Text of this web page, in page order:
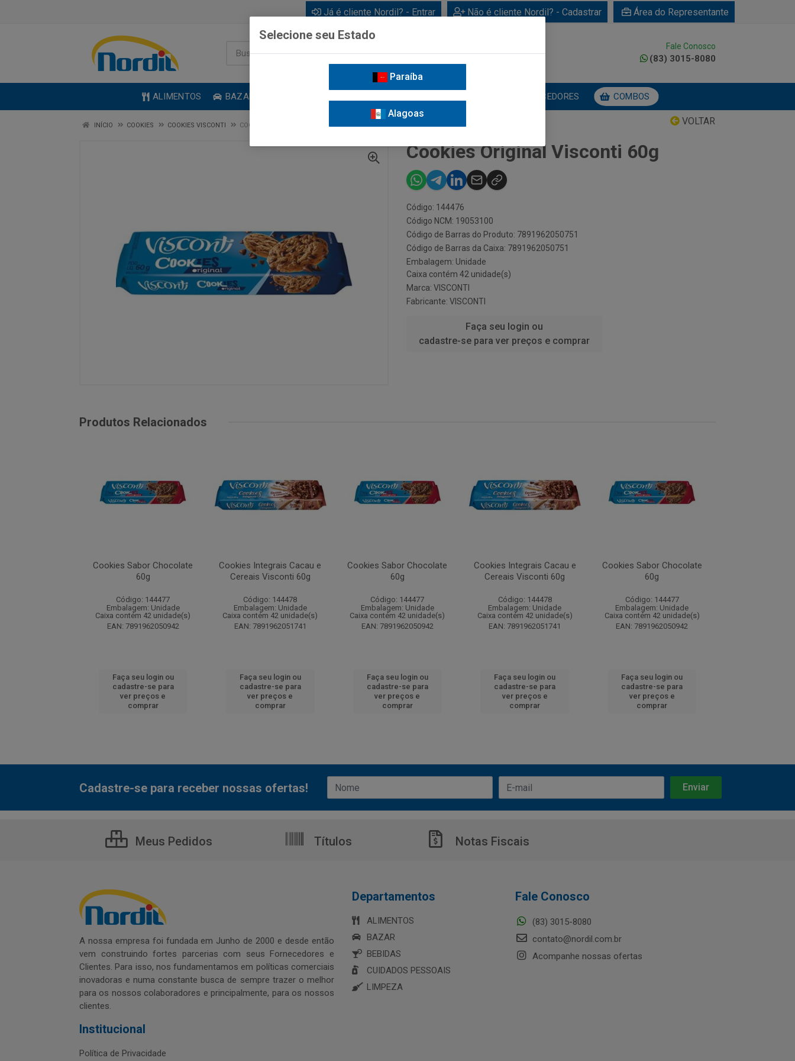
Já é cliente Nordil? - Entrar Não é cliente Nordil? - Cadastrar Área do Representante
Fale Conosco
(83) 3015-8080
ALIMENTOS BAZAR FORNECEDORES COMBOS
VOLTAR
INÍCIO COOKIES COOKIES VISCONTI COOKIES ORIGINAL VISCONTI 60G
Cookies Original Visconti 60g
Código: 144476
Código NCM: 19053100
Código de Barras do Produto: 7891962050751
Código de Barras da Caixa: 7891962050751
Embalagem: Unidade
Caixa contém 42 unidade(s)
Marca: VISCONTI
Fabricante: VISCONTI
Faça seu login ou
cadastre-se para ver preços e comprar
Produtos Relacionados
Cookies Sabor Chocolate
60g
Código: 144477
Embalagem: Unidade
Caixa contém 42 unidade(s)
EAN: 7891962050942
Faça seu login ou
cadastre-se para
ver preços e
comprar
Cookies Integrais Cacau e
Cereais Visconti 60g
Código: 144478
Embalagem: Unidade
Caixa contém 42 unidade(s)
EAN: 7891962051741
Faça seu login ou
cadastre-se para
ver preços e
comprar
Cookies Sabor Chocolate
60g
Código: 144477
Embalagem: Unidade
Caixa contém 42 unidade(s)
EAN: 7891962050942
Faça seu login ou
cadastre-se para
ver preços e
comprar
Cookies Integrais Cacau e
Cereais Visconti 60g
Código: 144478
Embalagem: Unidade
Caixa contém 42 unidade(s)
EAN: 7891962051741
Faça seu login ou
cadastre-se para
ver preços e
comprar
Cookies Sabor Chocolate
60g
Código: 144477
Embalagem: Unidade
Caixa contém 42 unidade(s)
EAN: 7891962050942
Faça seu login ou
cadastre-se para
ver preços e
comprar
Cadastre-se para receber nossas ofertas!
Meus Pedidos Títulos Notas Fiscais
A nossa empresa foi fundada em Junho de 2000 e desde então
vem construindo fortes parcerias com seus Fornecedores e
Clientes. Para isso, nos fundamentamos em políticas comerciais
inovadoras e numa constante busca de sempre trazer o melhor
para os nossos colaboradores e principalmente, para os nossos
clientes.
Institucional
Política de Privacidade
Departamentos
ALIMENTOS
BAZAR
BEBIDAS
CUIDADOS PESSOAIS
LIMPEZA
Fale Conosco
(83) 3015-8080
contato@nordil.com.br
Acompanhe nossas ofertas
Selecione seu Estado
Paraíba
Alagoas